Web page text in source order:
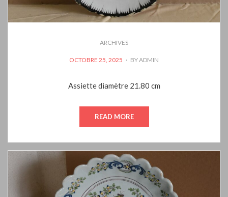
ARCHIVES
POSTED
OCTOBRE 25, 2025 BYADMIN
Assiette diamètre 21.80 cm
READ MORE